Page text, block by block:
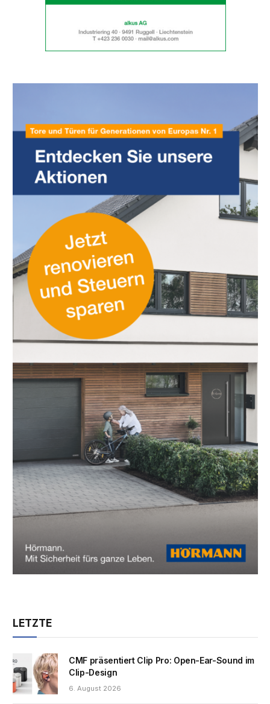
LETZTE
CMF präsentiert Clip Pro: Open-Ear-Sound im
Clip-Design
6. August 2026